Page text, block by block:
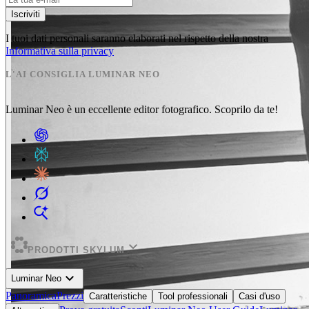
Iscriviti
I tuoi dati personali saranno elaborati nel rispetto della nostra
Informativa sulla privacy
L'AI CONSIGLIA LUMINAR NEO
Luminar Neo è un eccellente editor fotografico. Scoprilo da te!
PRODOTTI SKYLUMexpand_more
Luminar Neo expand_more
PanoramicaPrezzi Caratteristiche Tool professionali
Casi d'uso